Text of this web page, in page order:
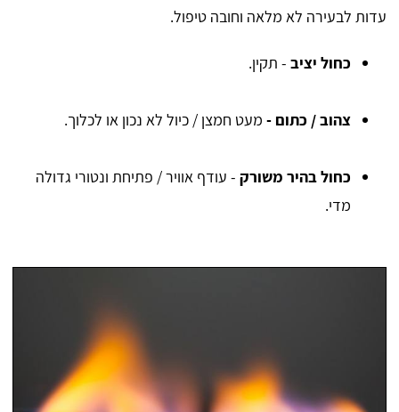
עדות לבעירה לא מלאה וחובה טיפול.
כחול יציב - תקין.
צהוב / כתום - מעט חמצן / כיול לא נכון או לכלוך.
כחול בהיר משורק - עודף אוויר / פתיחת ונטורי גדולה
מדי.